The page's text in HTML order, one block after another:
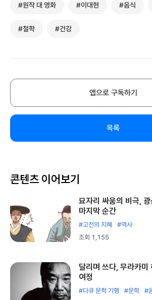
#원작 대 영화 #이대현 #음식
#철학 #건강
앱으로 구독하기
목록
콘텐츠 이어보기
묘자리 싸움의 비극, 광
마지막 순간
#고전의 지혜
#역사
조회 1,155
달리며 쓰다, 무라카미
여정
#다큐 문학 기행 #문학 #